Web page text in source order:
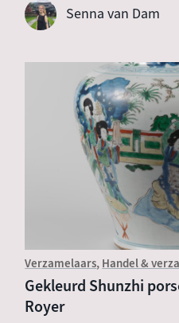
Senna van Dam
Verzamelaars Handel &
Gekleurd Shunzhi
Royer